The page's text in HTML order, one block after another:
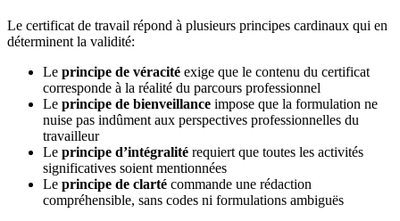
Le certificat de travail répond à plusieurs principes cardinaux qui en
déterminent la validité:
Le principe de véracité exige que le contenu du certificat
corresponde à la réalité du parcours professionnel
Le principe de bienveillance impose que la formulation ne
nuise pas indûment aux perspectives professionnelles du
travailleur
Le principe d’intégralité requiert que toutes les activités
significatives soient mentionnées
Le principe de clarté commande une rédaction
compréhensible, sans codes ni formulations ambiguës